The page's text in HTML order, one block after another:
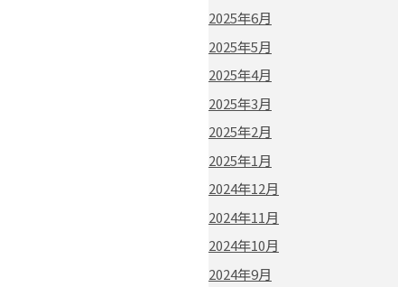
2025年6月
2025年5月
2025年4月
2025年3月
2025年2月
2025年1月
2024年12月
2024年11月
2024年10月
2024年9月